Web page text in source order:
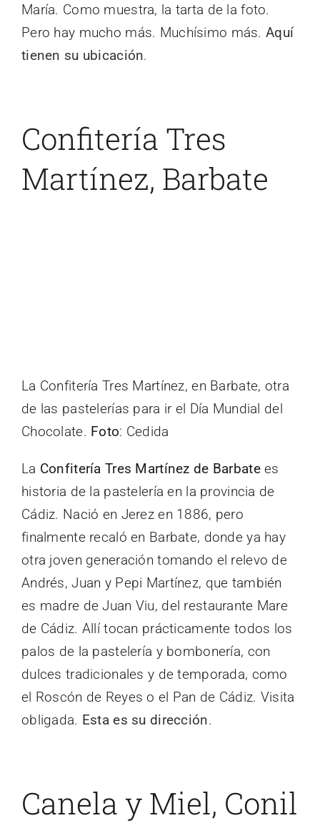
María. Como muestra, la tarta de la foto.
Pero hay mucho más. Muchísimo más. Aquí
tienen su ubicación.
Confitería Tres
Martínez, Barbate
La Confitería Tres Martínez, en Barbate, otra
de las pastelerías para ir el Día Mundial del
Chocolate. Foto: Cedida
La Confitería Tres Martínez de Barbatees
historia de la pastelería en la provincia de
Cádiz. Nació en Jerez en 1886, pero
finalmente recaló en Barbate, donde ya hay
otra joven generación tomando el relevo de
Andrés, Juan y Pepi Martínez, que también
es madre de Juan Viu, del restaurante Mare
de Cádiz. Allí tocan prácticamente todos los
palos de la pastelería y bombonería, con
dulces tradicionales y de temporada, como
el Roscón de Reyes o el Pan de Cádiz. Visita
obligada. Esta es su dirección.
Canela y Miel, Conil